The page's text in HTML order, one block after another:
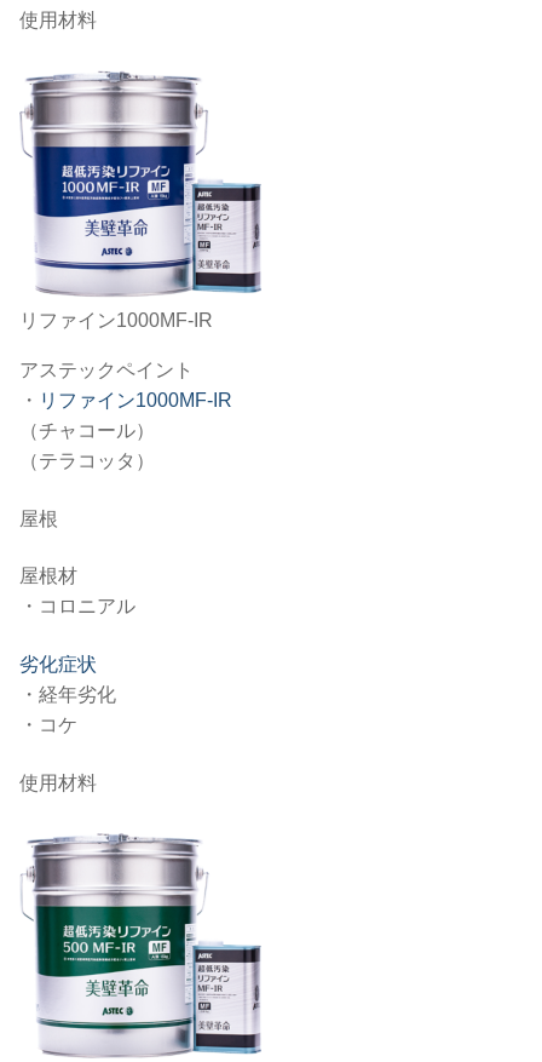
使用材料
リファイン1000MF-IR
アステックペイント
・ リファイン1000MF-IR
（チャコール）
（テラコッタ）
屋根
屋根材
・コロニアル
劣化症状
・経年劣化
・コケ
使用材料